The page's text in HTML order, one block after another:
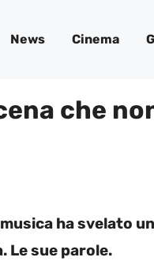
News Cinema
che
ha svelato
Le sue parole.